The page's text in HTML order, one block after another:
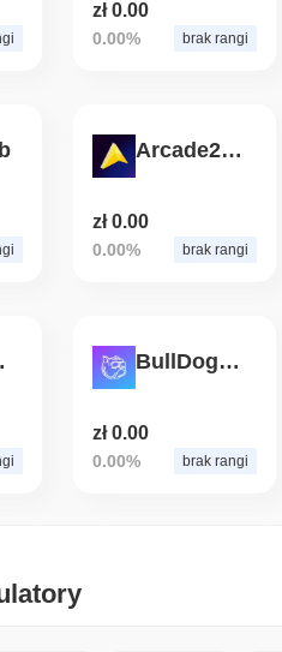
zł 0.00
0.00% brak rangi
Arcade2Earn
zł 0.00
0.00% brak rangi
BullDog Inu
zł 0.00
0.00% brak rangi